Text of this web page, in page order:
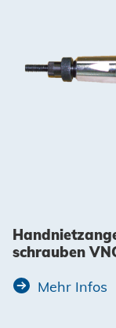
schrauben
Mehr Infos